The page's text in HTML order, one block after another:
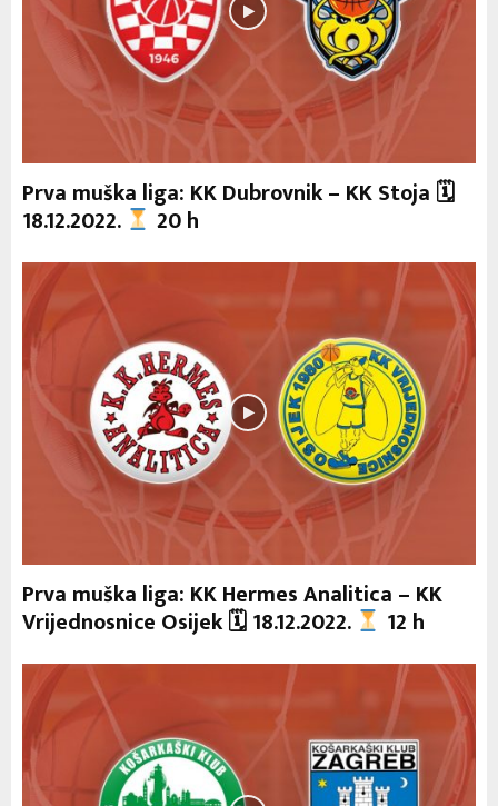
Prva muška liga: KK Dubrovnik – KK Stoja 🗓
18.12.2022. 20 h
Prva muška liga: KK Hermes Analitica – KK
Vrijednosnice Osijek 🗓 18.12.2022. 12 h